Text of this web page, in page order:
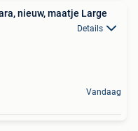
nieuw, maatje Large
Details
Vandaag